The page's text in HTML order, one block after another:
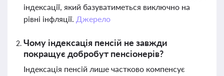
індексації, який базуватиметься виключно на
рівні інфляції. Джерело
Чому індексація пенсій не завжди
покращує добробут пенсіонерів?
Індексація пенсій лише частково компенсує